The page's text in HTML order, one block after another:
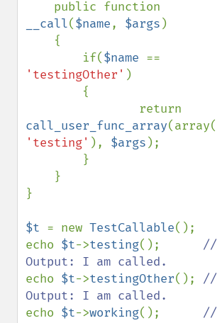
__call($name, $args )
        if(
$name
'testingOther' )
call_user_func_array(array(
'testing' ), $args );
}
$t = new TestCallable();
echo $t->testing(); //
echo $t->testingOther(); //
echo $t->working(); //